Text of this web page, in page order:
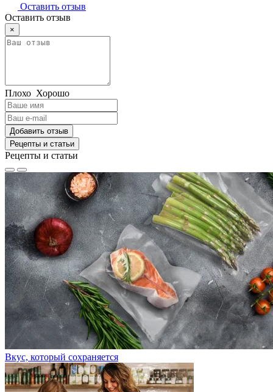
Оставить отзыв
Оставить отзыв
×
Плохо Хорошо
Добавить отзыв
Рецепты и статьи
Рецепты и статьи
Вкус, который сохраняется